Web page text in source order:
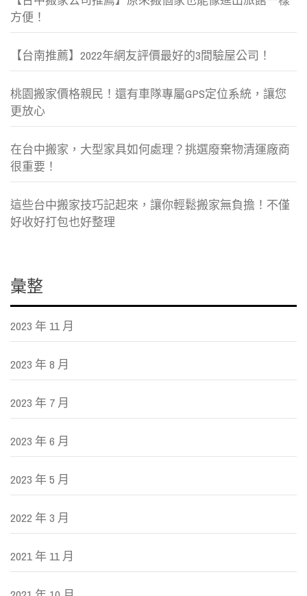
方便！
【台南推薦】2022年網友評價最好的3間驗屋公司！
桃園搬家價格親民！還有車隊專屬GPS定位系統，讓您
更放心
在台中搬家，大型家具如何處理？挑選廢棄物清運廠商
很重要！
這些台中搬家技巧記起來，讓你輕鬆搬家無負擔！不僅
好收好打包也好整理
彙整
2023 年 11 月
2023 年 8 月
2023 年 7 月
2023 年 6 月
2023 年 5 月
2022 年 3 月
2021 年 11 月